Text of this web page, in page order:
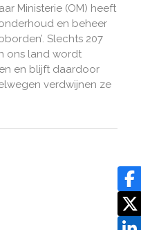
Ministerie (OM) heeft
en beheer
Slechts 207
ons land wordt
en blijft daardoor
verdwijnen ze